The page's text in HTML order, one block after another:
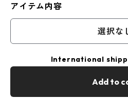
アイテム内容
選択な
International
Add to